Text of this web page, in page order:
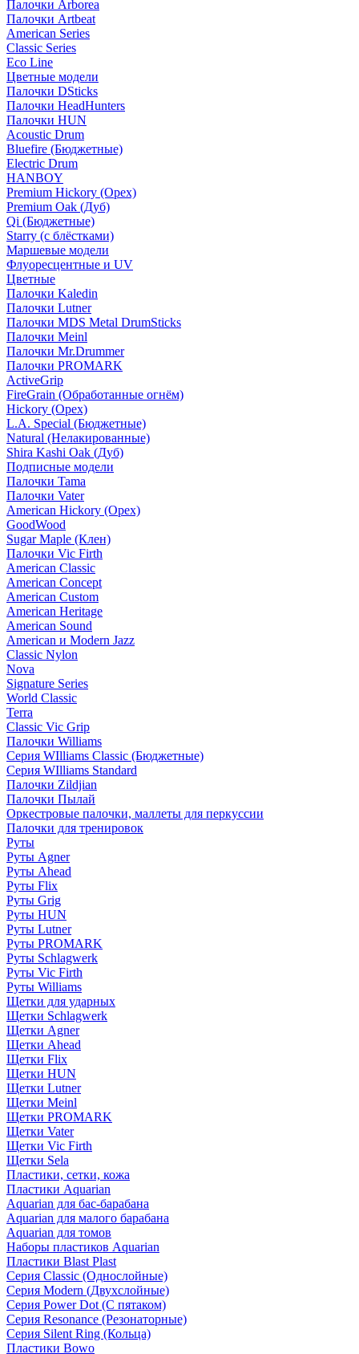
Палочки Arborea
Палочки Artbeat
American Series
Classic Series
Eco Line
Цветные модели
Палочки DSticks
Палочки HeadHunters
Палочки HUN
Acoustic Drum
Bluefire (Бюджетные)
Electric Drum
HANBOY
Premium Hickory (Орех)
Premium Oak (Дуб)
Qi (Бюджетные)
Starry (с блёстками)
Маршевые модели
Флуоресцентные и UV
Цветные
Палочки Kaledin
Палочки Lutner
Палочки MDS Metal DrumSticks
Палочки Meinl
Палочки Mr.Drummer
Палочки PROMARK
ActiveGrip
FireGrain (Обработанные огнём)
Hickory (Орех)
L.A. Special (Бюджетные)
Natural (Нелакированные)
Shira Kashi Oak (Дуб)
Подписные модели
Палочки Tama
Палочки Vater
American Hickory (Орех)
GoodWood
Sugar Maple (Клен)
Палочки Vic Firth
American Classic
American Concept
American Custom
American Heritage
American Sound
American и Modern Jazz
Classic Nylon
Nova
Signature Series
World Classic
Terra
Classic Vic Grip
Палочки Williams
Серия WIlliams Classic (Бюджетные)
Серия WIlliams Standard
Палочки Zildjian
Палочки Пылай
Оркестровые палочки, маллеты для перкуссии
Палочки для тренировок
Руты
Руты Agner
Руты Ahead
Руты Flix
Руты Grig
Руты HUN
Руты Lutner
Руты PROMARK
Руты Schlagwerk
Руты Vic Firth
Руты Williams
Щетки для ударных
Щетки Schlagwerk
Щетки Agner
Щетки Ahead
Щетки Flix
Щетки HUN
Щетки Lutner
Щетки Meinl
Щетки PROMARK
Щетки Vater
Щетки Vic Firth
Щетки Sela
Пластики, сетки, кожа
Пластики Aquarian
Aquarian для бас-барабана
Aquarian для малого барабана
Aquarian для томов
Наборы пластиков Aquarian
Пластики Blast Plast
Серия Classic (Однослойные)
Серия Modern (Двухслойные)
Серия Power Dot (С пятаком)
Серия Resonance (Резонаторные)
Серия Silent Ring (Кольца)
Пластики Bowo